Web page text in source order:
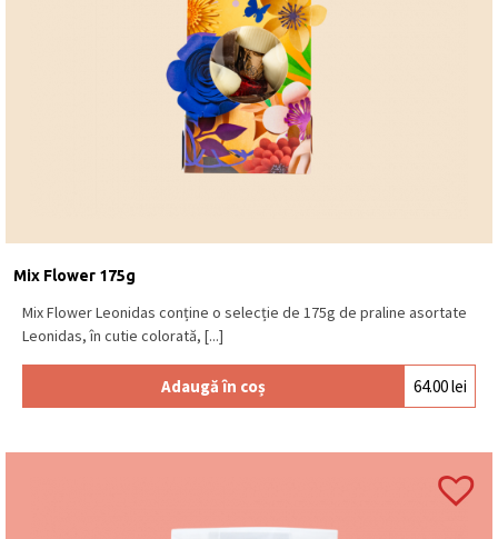
Mix Flower 175g
Mix Flower Leonidas conține o selecție de 175g de praline asortate
Leonidas, în cutie colorată, [...]
Adaugă în coș 64.00lei